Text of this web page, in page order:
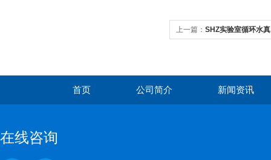
上一篇： SHZ实验室循环水
首页 公司简介 新闻资讯
在线咨询